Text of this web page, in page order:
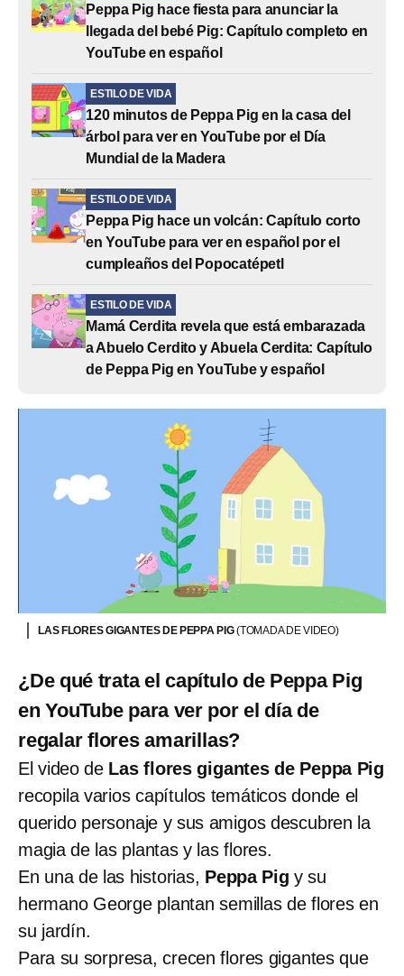
Peppa Pig hace fiesta para anunciar la
llegada del bebé Pig: Capítulo completo en
YouTube en español
ESTILO DE VIDA
120 minutos de Peppa Pig en la casa del
árbol para ver en YouTube por el Día
Mundial de la Madera
ESTILO DE VIDA
Peppa Pig hace un volcán: Capítulo corto
en YouTube para ver en español por el
cumpleaños del Popocatépetl
ESTILO DE VIDA
Mamá Cerdita revela que está embarazada
a Abuelo Cerdito y Abuela Cerdita: Capítulo
de Peppa Pig en YouTube y español
LAS FLORES GIGANTES DE PEPPA PIG(TOMADA DE VIDEO)
¿De qué trata el capítulo de Peppa Pig
en YouTube para ver por el día de
regalar flores amarillas?
El video de Las flores gigantes de Peppa Pig
recopila varios capítulos temáticos donde el
querido personaje y sus amigos descubren la
magia de las plantas y las flores.
En una de las historias, Peppa Pig y su
hermano George plantan semillas de flores en
su jardín.
Para su sorpresa, crecen flores gigantes que